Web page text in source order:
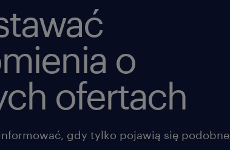
o
ofertach
gdy tylko pojawią się podobne